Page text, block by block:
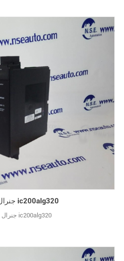
جنرال الكتريك ic200alg320
جنرال الكتريك ic200alg320